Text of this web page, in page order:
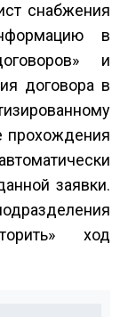
снабжения
в
и
договора в
прохождения
заявки.
ход